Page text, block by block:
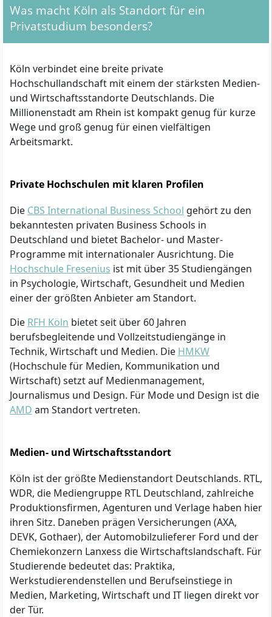
Was macht Köln als Standort für ein
Privatstudium besonders?
Köln verbindet eine breite private
Hochschullandschaft mit einem der stärksten Medien-
und Wirtschaftsstandorte Deutschlands. Die
Millionenstadt am Rhein ist kompakt genug für kurze
Wege und groß genug für einen vielfältigen
Arbeitsmarkt.
Private Hochschulen mit klaren Profilen
Die CBS International Business School gehört zu den
bekanntesten privaten Business Schools in
Deutschland und bietet Bachelor- und Master-
Programme mit internationaler Ausrichtung. Die
Hochschule Fresenius ist mit über 35 Studiengängen
in Psychologie, Wirtschaft, Gesundheit und Medien
einer der größten Anbieter am Standort.
Die RFH Köln bietet seit über 60 Jahren
berufsbegleitende und Vollzeitstudiengänge in
Technik, Wirtschaft und Medien. Die HMKW
(Hochschule für Medien, Kommunikation und
Wirtschaft) setzt auf Medienmanagement,
Journalismus und Design. Für Mode und Design ist die
AMD am Standort vertreten.
Medien- und Wirtschaftsstandort
Köln ist der größte Medienstandort Deutschlands. RTL,
WDR, die Mediengruppe RTL Deutschland, zahlreiche
Produktionsfirmen, Agenturen und Verlage haben hier
ihren Sitz. Daneben prägen Versicherungen (AXA,
DEVK, Gothaer), der Automobilzulieferer Ford und der
Chemiekonzern Lanxess die Wirtschaftslandschaft. Für
Studierende bedeutet das: Praktika,
Werkstudierendenstellen und Berufseinstiege in
Medien, Marketing, Wirtschaft und IT liegen direkt vor
der Tür.